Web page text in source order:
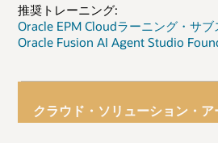
推奨トレーニング:
Oracle EPM Cloudラーニング・サ
Oracle Fusion AI Agent Studio
クラウド・ソリューション・ア